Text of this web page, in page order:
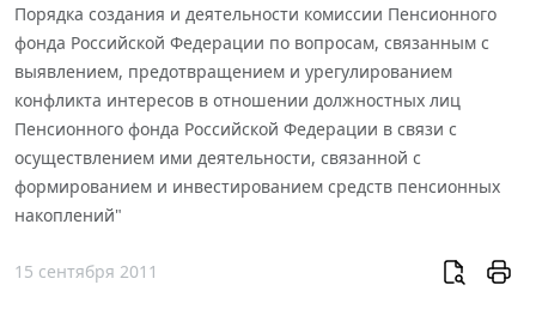
Порядка создания и деятельности комиссии Пенсионного
фонда Российской Федерации по вопросам, связанным с
выявлением, предотвращением и урегулированием
конфликта интересов в отношении должностных лиц
Пенсионного фонда Российской Федерации в связи с
осуществлением ими деятельности, связанной с
формированием и инвестированием средств пенсионных
накоплений"
15 сентября 2011